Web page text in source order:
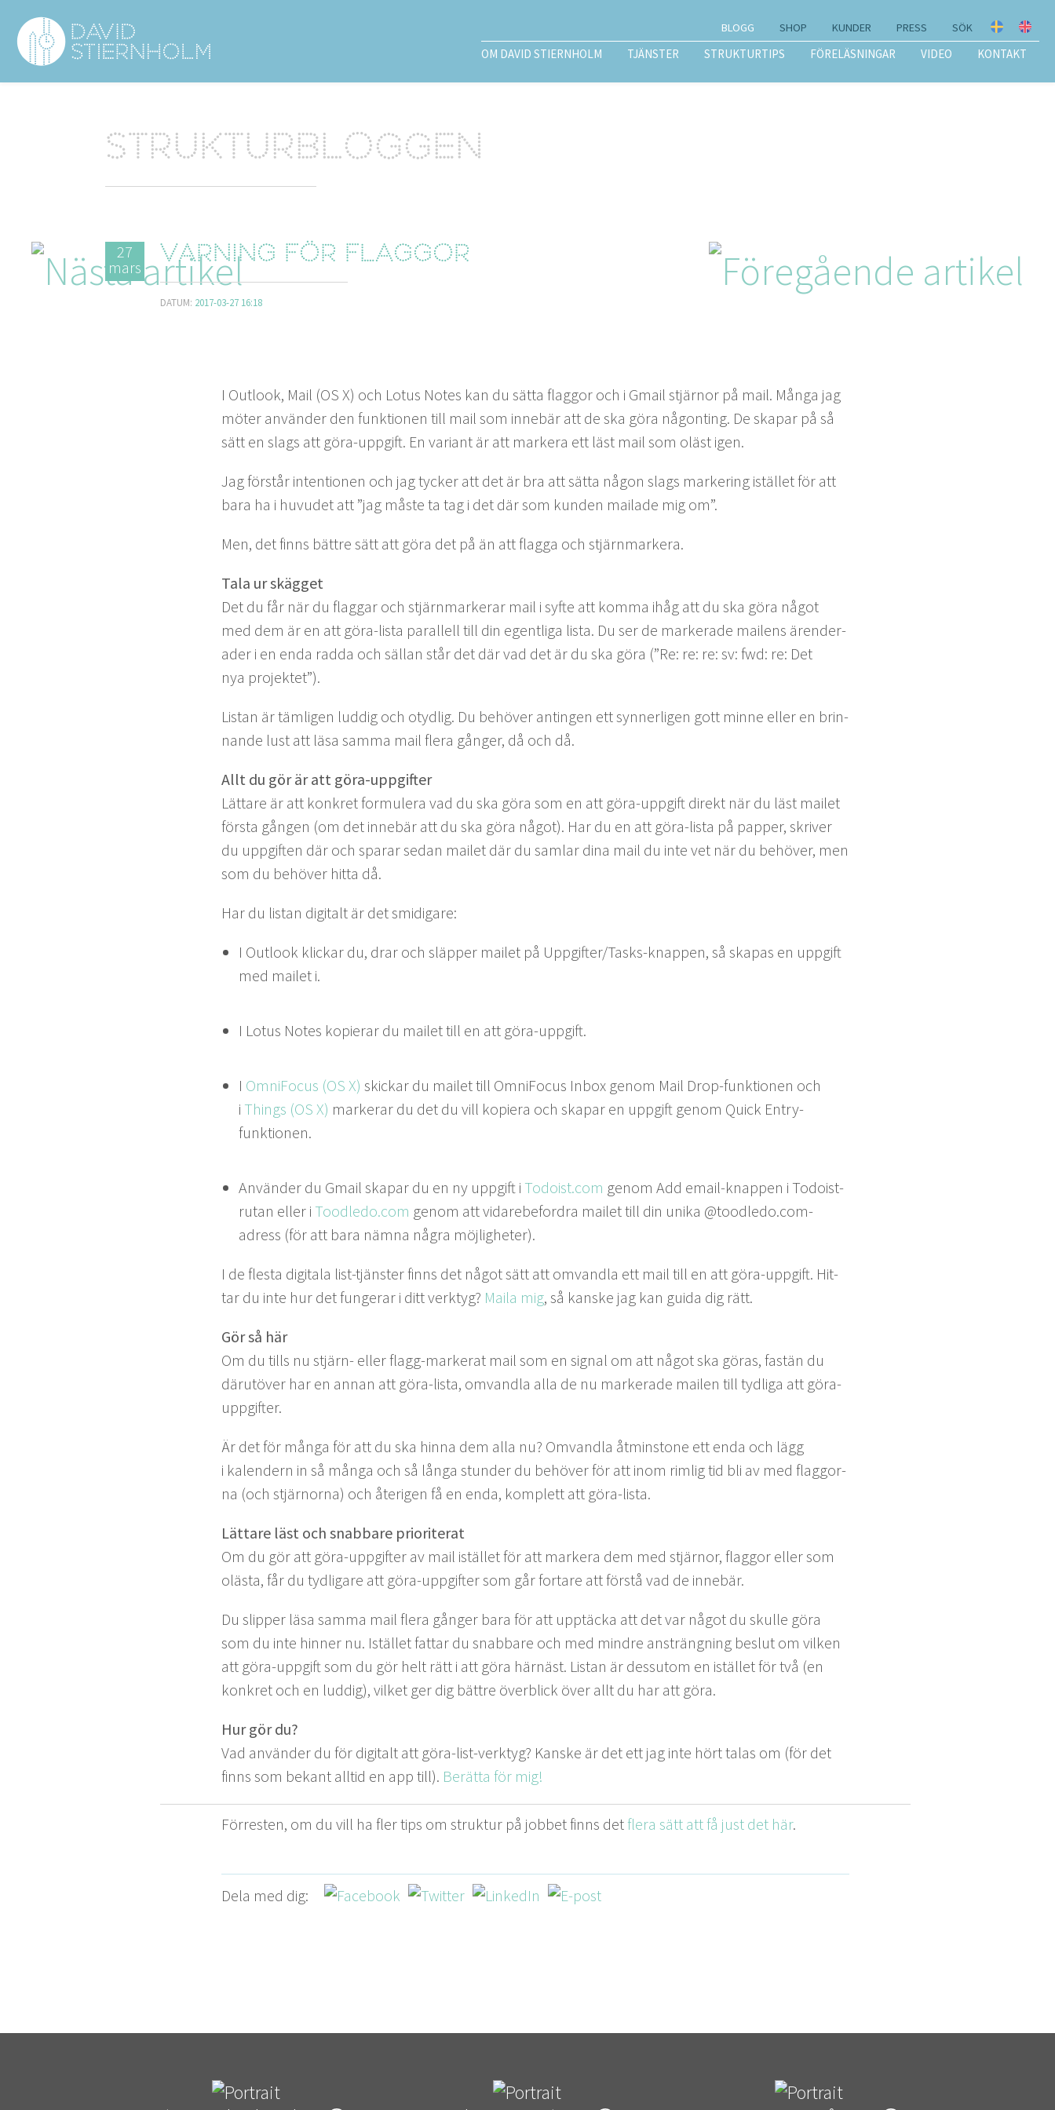
Sidhuvud
Navigering OM DAVID STIERNHOLM TJÄNSTER STRUKTURTIPS FÖRELÄSNINGAR VIDEO KONTAKT
BLOGG SHOP KUNDER PRESS SÖK
Strukturbloggen
27
mars
Varning för flaggor
DATUM: 2017-03-27 16:18
I Out­look, Mail (OS X) och Lotus Notes kan du sät­ta flag­gor och i Gmail stjärnor på mail. Mån­ga jag
möter använ­der den funk­tio­nen till mail som innebär att de ska göra någonting. De ska­par på så
sätt en slags att göra-uppgift. En vari­ant är att mark­era ett läst mail som oläst igen.
Jag förstår inten­tio­nen och jag tyck­er att det är bra att sät­ta någon slags mark­er­ing istäl­let för att
bara ha i huvudet att ”jag måste ta tag i det där som kun­den mailade mig om”.
Men, det finns bät­tre sätt att göra det på än att flag­ga och stjärnmarkera.
Tala ur skägget
Det du får när du flag­gar och stjärn­mark­er­ar mail i syfte att kom­ma ihåg att du ska göra något
med dem är en att göra-lista par­al­lell till din egentli­ga lista. Du ser de mark­er­ade mailens ären­der­
ad­er i en enda rad­da och säl­lan står det där vad det är du ska göra (”Re: re: re: sv: fwd: re: Det
nya projektet”).
Lis­tan är täm­li­gen lud­dig och oty­dlig. Du behöver anti­n­gen ett syn­nerli­gen gott minne eller en brin­
nande lust att läsa sam­ma mail flera gånger, då och då.
Allt du gör är att göra-uppgifter
Lättare är att konkret for­mulera vad du ska göra som en att göra-uppgift direkt när du läst mailet
förs­ta gån­gen (om det innebär att du ska göra något). Har du en att göra-lista på pap­per, skriv­er
du uppgiften där och sparar sedan mailet där du sam­lar dina mail du inte vet när du behöver, men
som du behöver hit­ta då.
Har du lis­tan dig­i­talt är det smidigare:
I Out­look klickar du, drar och släp­per mailet på Uppgifter/­Tasks-knap­pen, så ska­pas en uppgift
med mailet i.
I Lotus Notes kopier­ar du mailet till en att göra-uppgift.
I Omni­Fo­cus (OS X) skickar du mailet till Omni­Fo­cus Inbox genom Mail Drop-funk­tio­nen och
i Things (OS X) mark­er­ar du det du vill kopiera och ska­par en uppgift genom Quick Entry-
funktionen.
Använ­der du Gmail ska­par du en ny uppgift i Todoist​.com genom Add email-knap­pen i Todoist-
rutan eller i Too​dle​do​.com genom att vidare­be­for­dra mailet till din uni­ka @toodledo.com-
adress (för att bara näm­na några möjligheter).
I de fles­ta dig­i­ta­la list-tjän­ster finns det något sätt att omvand­la ett mail till en att göra-uppgift. Hit­
tar du inte hur det funger­ar i ditt verk­tyg? Maila mig, så kanske jag kan gui­da dig rätt.
Gör så här
Om du tills nu stjärn- eller flagg-mark­er­at mail som en sig­nal om att något ska göras, fastän du
därutöver har en annan att göra-lista, omvand­la alla de nu mark­er­ade mailen till tydli­ga att göra-
uppgifter.
Är det för mån­ga för att du ska hin­na dem alla nu? Omvand­la åtmin­stone ett enda och lägg
i kalen­dern in så mån­ga och så lån­ga stun­der du behöver för att inom rim­lig tid bli av med flag­gor­
na (och stjärnor­na) och återi­gen få en enda, kom­plett att göra-lista.
Lättare läst och snab­bare prioriterat
Om du gör att göra-uppgifter av mail istäl­let för att mark­era dem med stjärnor, flag­gor eller som
oläs­ta, får du tydli­gare att göra-uppgifter som går fort­are att förstå vad de innebär.
Du slip­per läsa sam­ma mail flera gånger bara för att upp­täc­ka att det var något du skulle göra
som du inte hin­ner nu. Istäl­let fat­tar du snab­bare och med min­dre ansträngn­ing beslut om vilken
att göra-uppgift som du gör helt rätt i att göra härnäst. Lis­tan är dessu­tom en istäl­let för två (en
konkret och en lud­dig), vilket ger dig bät­tre överblick över allt du har att göra.
Hur gör du?
Vad använ­der du för dig­i­talt att göra-list-verk­tyg? Kanske är det ett jag inte hört talas om (för det
finns som bekant alltid en app till). Berät­ta för mig!
För­resten, om du vill ha fler tips om struk­tur på job­bet finns detflera sätt att få just det här.
Dela med dig: